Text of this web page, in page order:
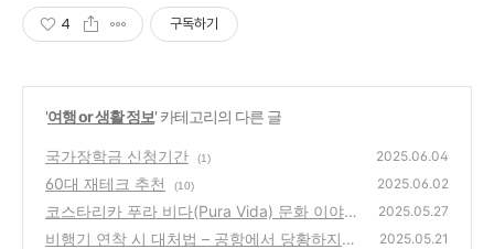
4 구독하기
'여행 or 생활 정보' 카테고리의 다른 글
국가장학금 신청기간 (1) 2025.06.04
60대 재테크 추천 (10) 2025.06.02
코스타리카 푸라 비다(Pura Vida) 문화 이야기
– 순수한 삶의 철학을 만나다
(1)
2025.05.27
비행기 연착 시 대처법 – 공항에서 당황하지
2025.05.21